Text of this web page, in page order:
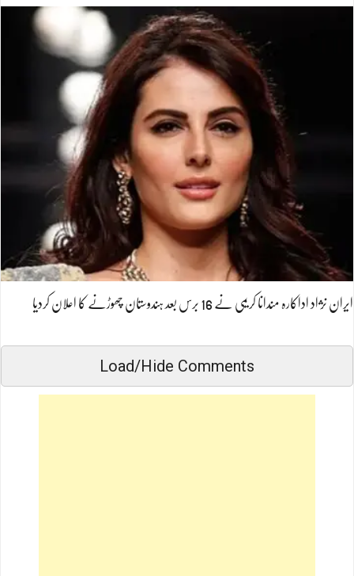
ایران نژاد اداکارہ مندانا کریمی نے 16 برس بعد ہندوستان چھوڑنے کا اعلان کردیا
Load/Hide Comments